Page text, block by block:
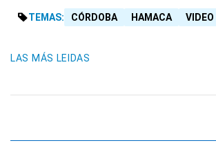
TEMAS: CÓRDOBA HAMACA VIDEO
LAS MÁS LEIDAS